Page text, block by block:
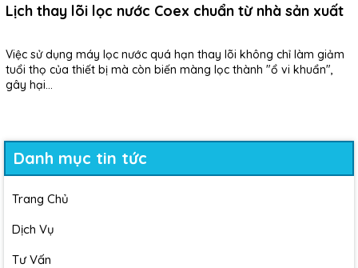
Lịch thay lõi lọc nước Coex chuẩn từ nhà sản xuất
Việc sử dụng máy lọc nước quá hạn thay lõi không chỉ làm giảm
tuổi thọ của thiết bị mà còn biến màng lọc thành "ổ vi khuẩn",
gây hại...
Danh mục tin tức
Trang Chủ
Dịch Vụ
Tư Vấn